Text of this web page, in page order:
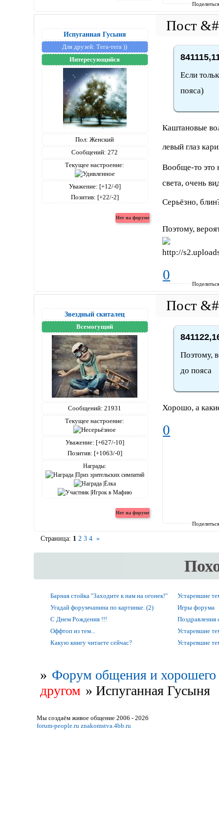
Испуганная Гусыня
Для друзей: Тега-тега ))
Интересующийся
Пол: Женский
Сообщений: 272
Текущее настроение:
Уважение: [+12/-0]
Позитив: [+22/-2]
Если
пояса)
Каштановые
левый глаз
Вообще-то это
света, очень
Серьёзно,
Поэтому,
0
Звездный скиталец
Всемогущий
Сообщений: 21931
Текущее настроение:
Уважение: [+627/-10]
Позитив: [+1063/-0]
Награды:
Поэтому,
до пояса
Хорошо, а
0
Страница: 1 2 3 4 »
Барная стойка "Заходите к нам на огонек!"
Устаревшие
Угадай форумчанина по картинке. (2)
Игры форума
С Днем Рождения !!!
Поздравления
Оффтоп из тем...
Устаревшие
Какую книгу читаете сейчас?
Устаревшие
» Форум общения и хорошего
другом » Испуганная Гусыня
Мы создаём живое общение 2006 - 2026
forum-people.ru znakomstva.4bb.ru